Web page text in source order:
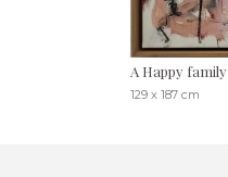
A Happy family
129 x 187 cm